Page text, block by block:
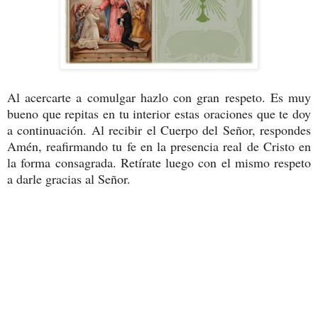
Al acercarte a comulgar hazlo con gran respeto. Es muy
bueno que repitas en tu interior estas oraciones que te doy
a continuación. Al recibir el Cuerpo del Señor, respondes
Amén, reafirmando tu fe en la presencia real de Cristo en
la forma consagrada. Retírate luego con el mismo respeto
a darle gracias al Señor.